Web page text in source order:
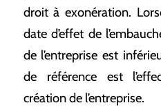
droit à exonération.
date d’effet de
de l’entreprise est
de référence est
création de l’entreprise.